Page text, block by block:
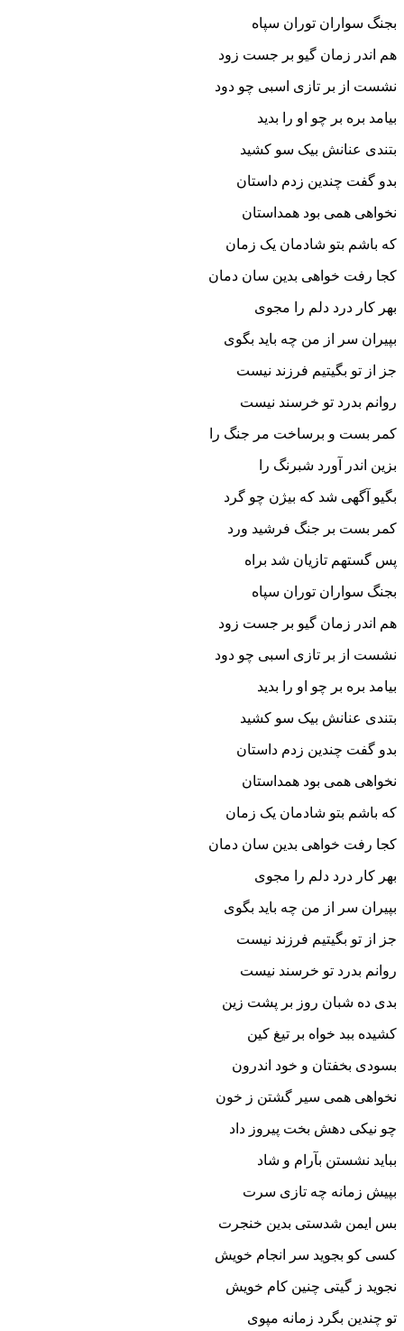
بجنگ سواران توران سپاه‏
هم اندر زمان گیو بر جست زود
نشست از بر تازى اسبى چو دود
بیامد بره بر چو او را بدید
بتندى عنانش بیک سو کشید
بدو گفت چندین زدم داستان
نخواهى همى بود همداستان‏
که باشم بتو شادمان یک زمان
کجا رفت خواهى بدین سان دمان‏
بهر کار درد دلم را مجوى
بپیران سر از من چه باید بگوى‏
جز از تو بگیتیم فرزند نیست
روانم بدرد تو خرسند نیست‏
کمر بست و برساخت مر جنگ را
بزین اندر آورد شبرنگ را
بگیو آگهى شد که بیژن چو گرد
کمر بست بر جنگ فرشید ورد
پس گستهم تازیان شد براه
بجنگ سواران توران سپاه‏
هم اندر زمان گیو بر جست زود
نشست از بر تازى اسبى چو دود
بیامد بره بر چو او را بدید
بتندى عنانش بیک سو کشید
بدو گفت چندین زدم داستان
نخواهى همى بود همداستان‏
که باشم بتو شادمان یک زمان
کجا رفت خواهى بدین سان دمان‏
بهر کار درد دلم را مجوى
بپیران سر از من چه باید بگوى‏
جز از تو بگیتیم فرزند نیست
روانم بدرد تو خرسند نیست‏
بدى ده شبان روز بر پشت زین
کشیده ببد خواه بر تیغ کین‏
بسودى بخفتان و خود اندرون
نخواهى همى سیر گشتن ز خون‏
چو نیکى دهش بخت پیروز داد
بباید نشستن بآرام و شاد
بپیش زمانه چه تازى سرت
بس ایمن شدستى بدین خنجرت‏
کسى کو بجوید سر انجام خویش
نجوید ز گیتى چنین کام خویش‏
تو چندین بگرد زمانه مپوى